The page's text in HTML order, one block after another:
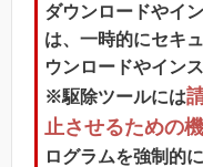
ダウンロードやイ
は、一時的にセキ
ウンロードやイン
※駆除ツールには
止させるための
ログラムを強制的